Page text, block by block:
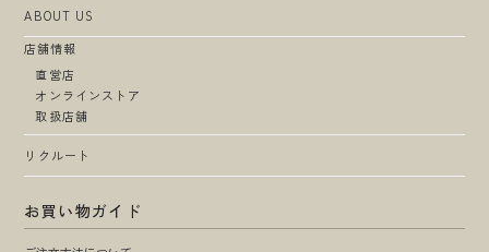
ABOUT US
店舗情報
直営店
オンラインストア
取扱店舗
リクルート
お買い物ガイド